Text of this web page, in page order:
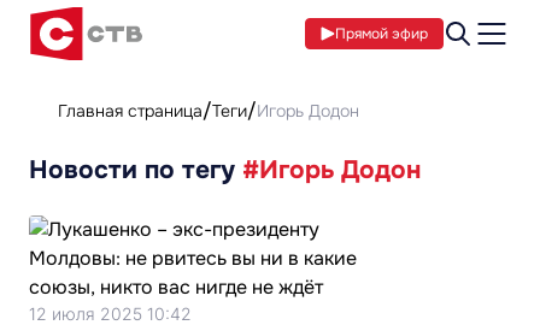
Прямой эфир
Главная страница Теги Игорь Додон
Новости по тегу #Игорь Додон
12 июля 2025 10:42